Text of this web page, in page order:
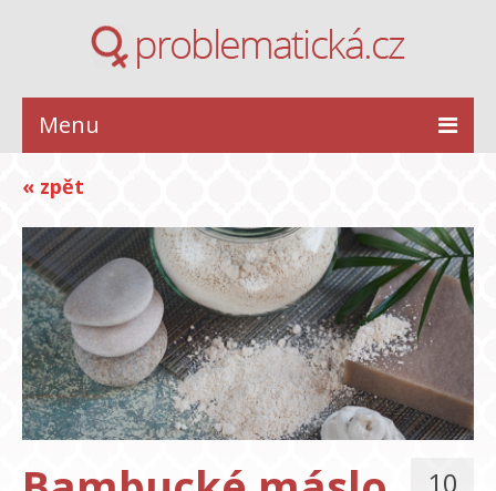
Menu
KRÁSA
STYL
INSPIRACE
VZTAHY
« zpět
10